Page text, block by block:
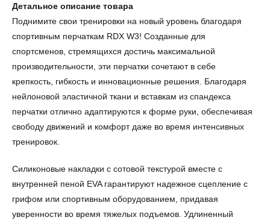
Детальное описание товара
Поднимите свои тренировки на новый уровень благодаря
спортивным перчаткам RDX W3! Созданные для
спортсменов, стремящихся достичь максимальной
производительности, эти перчатки сочетают в себе
крепкость, гибкость и инновационные решения. Благодаря
нейлоновой эластичной ткани и вставкам из спандекса
перчатки отлично адаптируются к форме руки, обеспечивая
свободу движений и комфорт даже во время интенсивных
тренировок.
Силиконовые накладки с сотовой текстурой вместе с
внутренней пеной EVA гарантируют надежное сцепление с
грифом или спортивным оборудованием, придавая
уверенности во время тяжелых подъемов. Удлиненный